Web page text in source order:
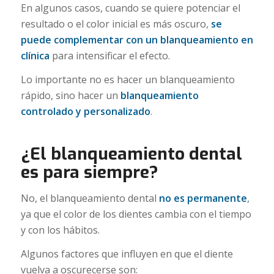
En algunos casos, cuando se quiere potenciar el
resultado o el color inicial es más oscuro, se
puede complementar con un blanqueamiento en
clínica para intensificar el efecto.
Lo importante no es hacer un blanqueamiento
rápido, sino hacer un blanqueamiento
controlado y personalizado.
¿El blanqueamiento dental
es para siempre?
No, el blanqueamiento dental no es permanente,
ya que el color de los dientes cambia con el tiempo
y con los hábitos.
Algunos factores que influyen en que el diente
vuelva a oscurecerse son: